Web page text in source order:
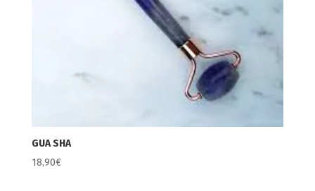
GUA SHA
18,90€